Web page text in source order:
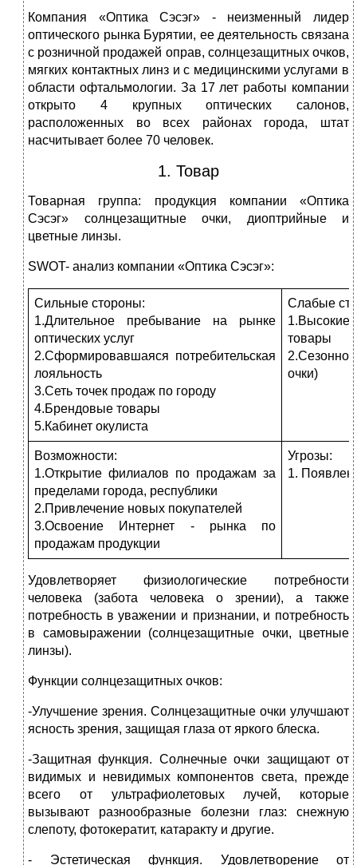
Компания «Оптика Сэсэг» - неизменный лидер
оптического рынка Бурятии, ее деятельность связана
с розничной продажей оправ, солнцезащитных очков,
мягких контактных линз и с медицинскими услугами в
области офтальмологии. За 17 лет работы компании
открыто 4 крупных оптических салонов,
расположенных во всех районах города, штат
насчитывает более 70 человек.
1. Товар
Товарная группа: продукция компании «Оптика
Сэсэг» солнцезащитные очки, диоптрийные и
цветные линзы.
SWOT- анализ компании «Оптика Сэсэг»:
Сильные стороны:
1.Длительное пребывание на рынке
оптических услуг
2.Сформировавшаяся потребительская
лояльность
3.Сеть точек продаж по городу
4.Брендовые товары
5.Кабинет окулиста
Слабые
товары
очки)
Возможности:
1.Открытие филиалов по продажам за
пределами города, республики
2.Привлечение новых покупателей
3.Освоение Интернет - рынка по
продажам продукции
Угрозы:
1.
Удовлетворяет физиологические потребности
человека (забота человека о зрении), а также
потребность в уважении и признании, и потребность
в самовыражении (солнцезащитные очки, цветные
линзы).
Функции солнцезащитных очков:
-Улучшение зрения. Солнцезащитные очки улучшают
ясность зрения, защищая глаза от яркого блеска.
-Защитная функция. Солнечные очки защищают от
видимых и невидимых компонентов света, прежде
всего от ультрафиолетовых лучей, которые
вызывают разнообразные болезни глаз: снежную
слепоту, фотокератит, катаракту и другие.
- Эстетическая функция. Удовлетворение от